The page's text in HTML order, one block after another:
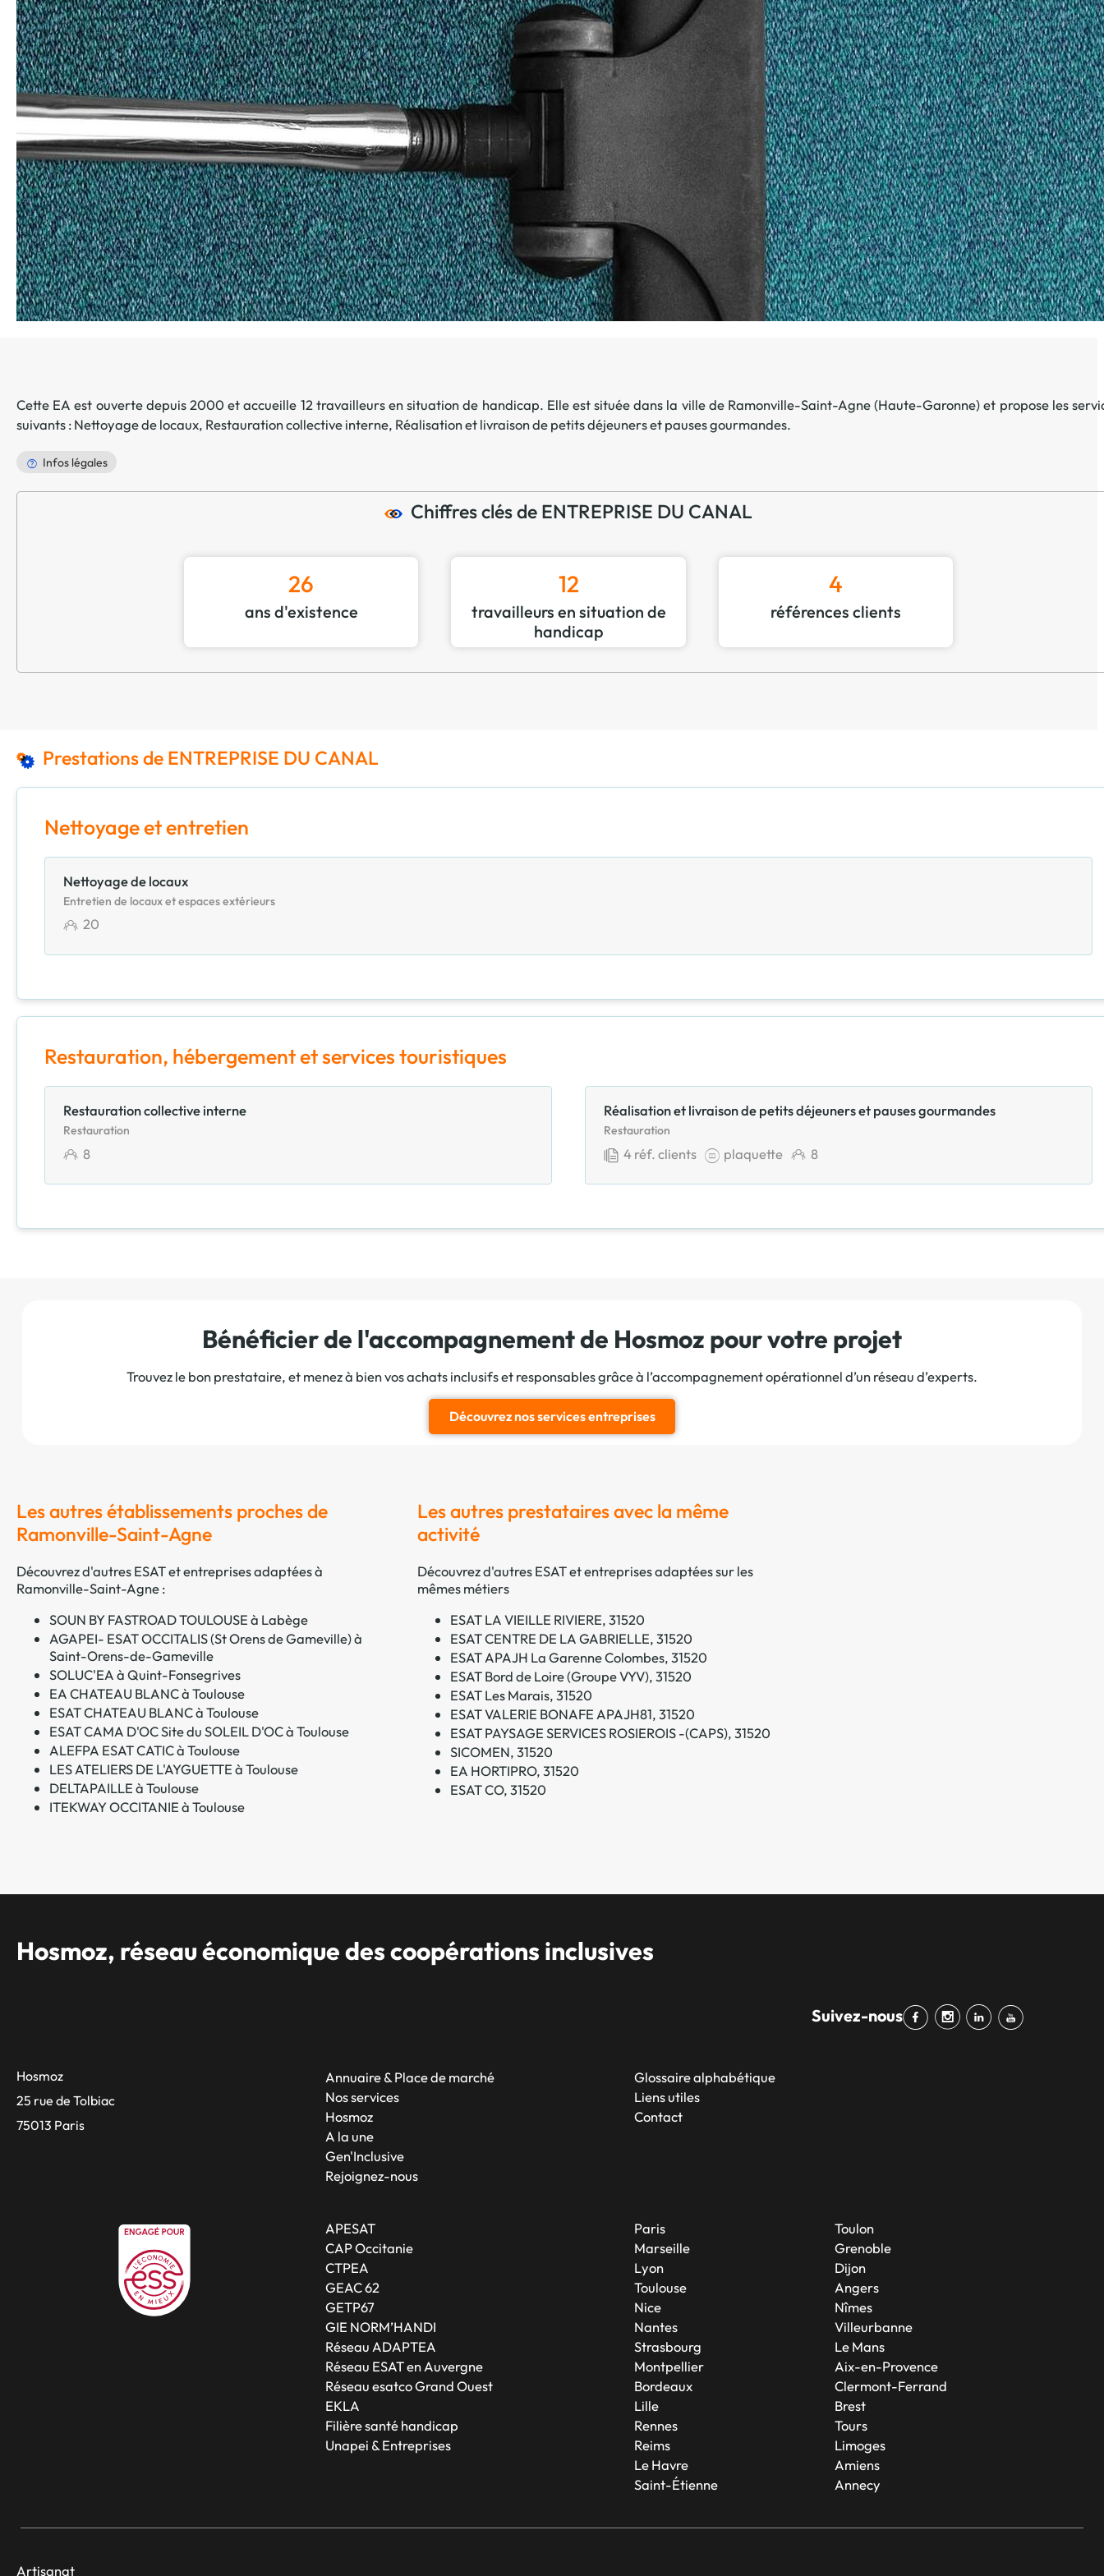
La promotion de vos engagements en matière d'achats inclusifs
Cultiver son réseau
Le Club Partenaires
Je communique
Votre visibilité on-line clé en main
Vos kits de communication personnalisés
Je vends
Votre boîte à outils « accélérez votre croissance »
J'améliore mes pratiques
Vos formations 100% opérationnelles, dédiées au développement commercial
Votre centre de ressources et vos services de networking
Je restructure ou je développe de nouvelles activités
Vos services enrichis
Cette EA est ouverte depuis 2000 et accueille 12 travailleurs en situation de handicap. Elle est située dans la ville de Ramonville-Saint-Agne(Haute-Garonne) et propose les
suivants :Nettoyage de locaux, Restauration collective interne, Réalisation et livraison de petits déjeuners et pauses gourmandes.
Infos légales
Chiffres clés de ENTREPRISE DU CANAL
26
ans d'existence
12
travailleurs en situation de
handicap
4
références clients
Prestations de ENTREPRISE DU CANAL
Nettoyage et entretien
Nettoyage de locaux
Entretien de locaux et espaces extérieurs
20
Restauration, hébergement et services touristiques
Restauration collective interne
Restauration
8
Réalisation et livraison de petits déjeuners et pauses gourmandes
Restauration
4réf. clients plaquette 8
Bénéficier de l'accompagnement de Hosmoz pour votre projet
Trouvez le bon prestataire, et menez à bien vos achats inclusifs et responsables grâce à l’accompagnement opérationnel d’un réseau d’experts.
Découvrez nos services entreprises
Les autres établissements proches de
Ramonville-Saint-Agne
Découvrez d'autres ESAT et entreprises adaptées à
Ramonville-Saint-Agne :
SOUN BY FASTROAD TOULOUSE à Labège
AGAPEI- ESAT OCCITALIS (St Orens de Gameville) à
Saint-Orens-de-Gameville
SOLUC'EA à Quint-Fonsegrives
EA CHATEAU BLANC à Toulouse
ESAT CHATEAU BLANC à Toulouse
ESAT CAMA D'OC Site du SOLEIL D'OC à Toulouse
ALEFPA ESAT CATIC à Toulouse
LES ATELIERS DE L'AYGUETTE à Toulouse
DELTAPAILLE à Toulouse
ITEKWAY OCCITANIE à Toulouse
Les autres prestataires avec la même
activité
Découvrez d'autres ESAT et entreprises adaptées sur les
mêmes métiers
ESAT LA VIEILLE RIVIERE, 31520
ESAT CENTRE DE LA GABRIELLE, 31520
ESAT APAJH La Garenne Colombes, 31520
ESAT Bord de Loire (Groupe VYV), 31520
ESAT Les Marais, 31520
ESAT VALERIE BONAFE APAJH81, 31520
ESAT PAYSAGE SERVICES ROSIEROIS -(CAPS), 31520
SICOMEN, 31520
EA HORTIPRO, 31520
ESAT CO, 31520
Hosmoz, réseau économique des coopérations inclusives
Suivez-nous
Hosmoz
25 rue de Tolbiac
75013 Paris
Annuaire & Place de marché
Nos services
Hosmoz
A la une
Gen'Inclusive
Rejoignez-nous
Glossaire alphabétique
Liens utiles
Contact
APESAT
CAP Occitanie
CTPEA
GEAC 62
GETP67
GIE NORM’HANDI
Réseau ADAPTEA
Réseau ESAT en Auvergne
Réseau esatco Grand Ouest
EKLA
Filière santé handicap
Unapei & Entreprises
Paris
Marseille
Lyon
Toulouse
Nice
Nantes
Strasbourg
Montpellier
Bordeaux
Lille
Rennes
Reims
Le Havre
Saint-Étienne
Toulon
Grenoble
Dijon
Angers
Nîmes
Villeurbanne
Le Mans
Aix-en-Provence
Clermont-Ferrand
Brest
Tours
Limoges
Amiens
Annecy
Artisanat